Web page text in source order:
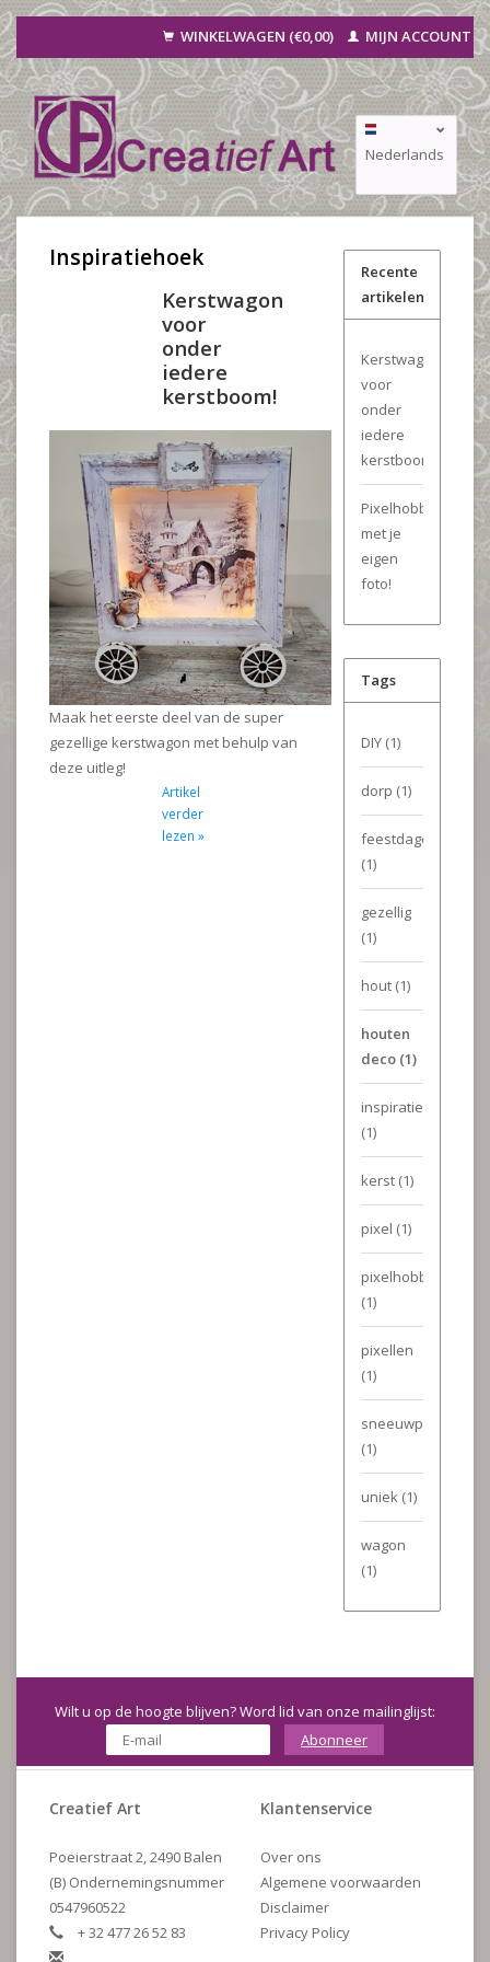
WINKELWAGEN (€0,00) MIJN ACCOUNT
Nederlands
Deutsch
Inspiratiehoek
Kerstwagon
voor
onder
iedere
kerstboom!
Maak het eerste deel van de super
gezellige kerstwagon met behulp van
deze uitleg!
Artikel
verder
lezen »
Recente
artikelen
Kerstwagon
voor
onder
iedere
kerstboom!
Pixelhobby
met je
eigen
foto!
Tags
DIY (1)
dorp (1)
feestdagen
(1)
gezellig
(1)
hout (1)
houten
deco (1)
inspiratie
(1)
kerst (1)
pixel (1)
pixelhobby
(1)
pixellen
(1)
sneeuwpasta
(1)
uniek (1)
wagon
(1)
Wilt u op de hoogte blijven? Word lid van onze mailinglijst:
Abonneer
Creatief Art
Poeierstraat 2, 2490 Balen
(B) Ondernemingsnummer
0547960522
+ 32 477 26 52 83
Klantenservice
Over ons
Algemene voorwaarden
Disclaimer
Privacy Policy